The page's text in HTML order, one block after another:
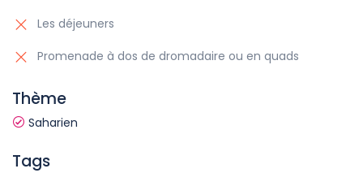
Les déjeuners
Promenade à dos de dromadaire ou en quads
Thème
Saharien
Tags